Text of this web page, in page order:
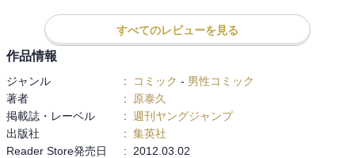
の前に倒れて、信にある場所に行くように言い、こと切れる。
その場所で秦王政と出会う。漂は政の替え玉として仕官したのだっ
河了貂に抜け道を教わり、なんとか秘密の避暑地にたどり着く。
すべてのレビューを見る
作品情報
ジャンル : コミック - 男性コミック
著者
:
原泰久
掲載誌・レーベル
: 週刊ヤングジャンプ
出版社
: 集英社
Reader Store発売日
:
2012.03.02